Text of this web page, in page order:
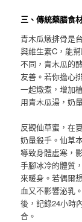
三、傳統藥膳食
青木瓜燉排骨是
與維生素C，能
不同，青木瓜的
友善。若你擔心
一起燉煮，增加
用青木瓜湯，奶
反觀仙草蜜，在
奶量殺手。仙草
導致身體虛寒，
手腳冰冷的體質
來暖身。若偶爾
血又不影響泌乳
後，記錄24小時
合。